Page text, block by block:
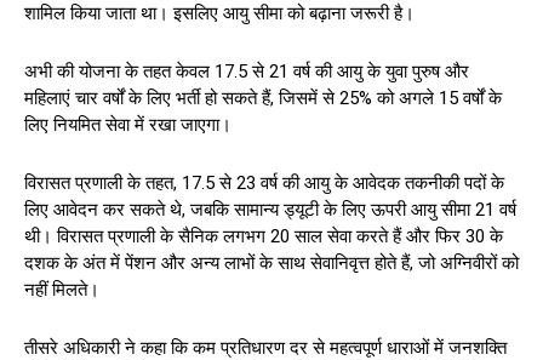
शामिल किया जाता था। इसलिए आयु सीमा को बढ़ाना जरूरी है।
अभी की योजना के तहत केवल 17.5 से 21 वर्ष की आयु के युवा पुरुष और
महिलाएं चार वर्षों के लिए भर्ती हो सकते हैं, जिसमें से 25% को अगले 15 वर्षों के
लिए नियमित सेवा में रखा जाएगा।
विरासत प्रणाली के तहत, 17.5 से 23 वर्ष की आयु के आवेदक तकनीकी पदों के
लिए आवेदन कर सकते थे, जबकि सामान्य ड्यूटी के लिए ऊपरी आयु सीमा 21 वर्ष
थी। विरासत प्रणाली के सैनिक लगभग 20 साल सेवा करते हैं और फिर 30 के
दशक के अंत में पेंशन और अन्य लाभों के साथ सेवानिवृत्त होते हैं, जो अग्निवीरों को
नहीं मिलते।
तीसरे अधिकारी ने कहा कि कम प्रतिधारण दर से महत्वपूर्ण धाराओं में जनशक्ति